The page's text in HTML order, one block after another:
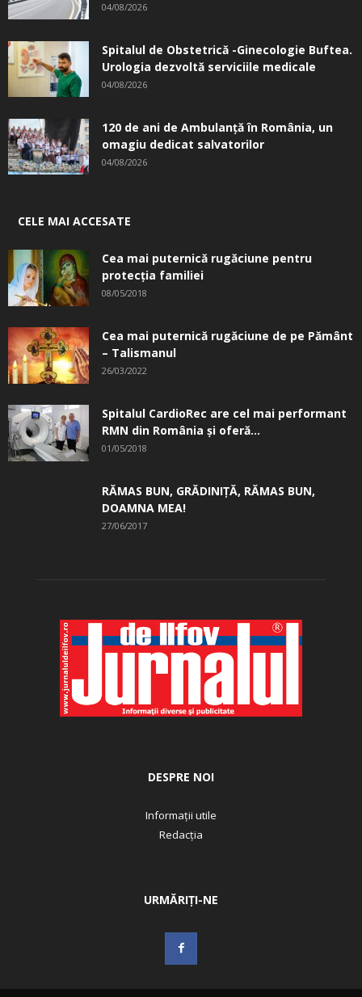
04/08/2026
Spitalul de Obstetrică -Ginecologie Buftea.
Urologia dezvoltă serviciile medicale
04/08/2026
120 de ani de Ambulanță în România, un
omagiu dedicat salvatorilor
04/08/2026
CELE MAI ACCESATE
Cea mai puternică rugăciune pentru
protecția familiei
08/05/2018
Cea mai puternică rugăciune de pe Pământ
– Talismanul
26/03/2022
Spitalul CardioRec are cel mai performant
RMN din România și oferă...
01/05/2018
RĂMAS BUN, GRĂDINIŢĂ, ­RĂMAS BUN,
DOAMNA MEA!
27/06/2017
DESPRE NOI
Informații utile
Redacția
URMĂRIȚI-NE